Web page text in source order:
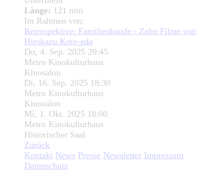
Länge: 121 min
Im Rahmen von:
Retrospektive: Familienbande - Zehn Filme von
Hirokazu Kore-eda
Do, 4. Sep. 2025 20:45
Metro Kinokulturhaus
Kinosalon
Di, 16. Sep. 2025 18:30
Metro Kinokulturhaus
Kinosalon
Mi, 1. Okt. 2025 18:00
Metro Kinokulturhaus
Historischer Saal
Zurück
Kontakt News Presse Newsletter Impressum
Datenschutz